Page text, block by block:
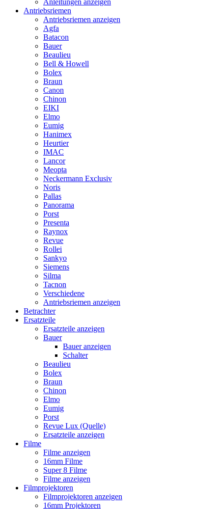
Anleitungen anzeigen
Antriebsriemen
Antriebsriemen anzeigen
Agfa
Batacon
Bauer
Beaulieu
Bell & Howell
Bolex
Braun
Canon
Chinon
EIKI
Elmo
Eumig
Hanimex
Heurtier
IMAC
Lancor
Meopta
Neckermann Exclusiv
Noris
Pallas
Panorama
Porst
Presenta
Raynox
Revue
Rollei
Sankyo
Siemens
Silma
Tacnon
Verschiedene
Antriebsriemen anzeigen
Betrachter
Ersatzteile
Ersatzteile anzeigen
Bauer
Bauer anzeigen
Schalter
Beaulieu
Bolex
Braun
Chinon
Elmo
Eumig
Porst
Revue Lux (Quelle)
Ersatzteile anzeigen
Filme
Filme anzeigen
16mm Filme
Super 8 Filme
Filme anzeigen
Filmprojektoren
Filmprojektoren anzeigen
16mm Projektoren